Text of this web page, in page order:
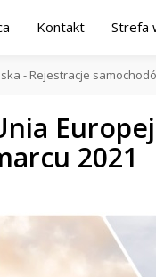
Kontakt Strefa
- Rejestracje
2021